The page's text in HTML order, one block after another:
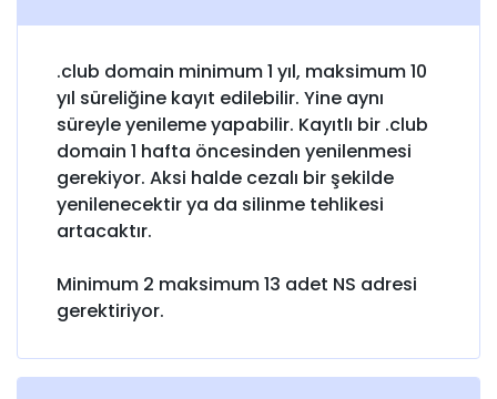
.club domain minimum 1 yıl, maksimum 10
yıl süreliğine kayıt edilebilir. Yine aynı
süreyle yenileme yapabilir. Kayıtlı bir .club
domain 1 hafta öncesinden yenilenmesi
gerekiyor. Aksi halde cezalı bir şekilde
yenilenecektir ya da silinme tehlikesi
artacaktır.
Minimum 2 maksimum 13 adet NS adresi
gerektiriyor.